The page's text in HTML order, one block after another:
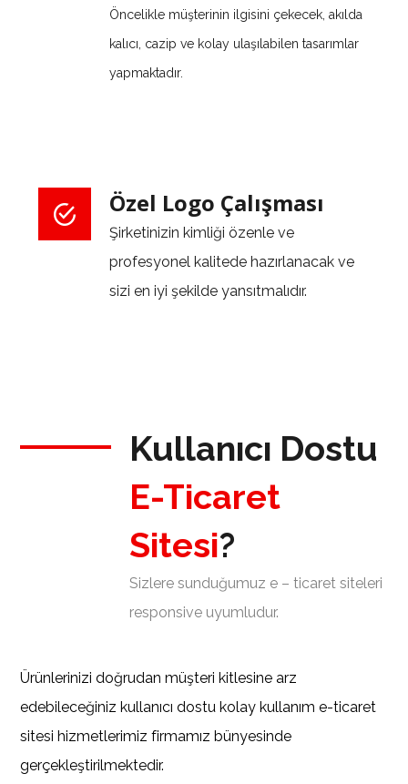
Öncelikle müşterinin ilgisini çekecek, akılda
kalıcı, cazip ve kolay ulaşılabilen tasarımlar
yapmaktadır.
Özel Logo Çalışması
Şirketinizin kimliği özenle ve
profesyonel kalitede hazırlanacak ve
sizi en iyi şekilde yansıtmalıdır.
Kullanıcı Dostu
E-Ticaret
Sitesi?
Sizlere sunduğumuz e – ticaret siteleri
responsive uyumludur.
Ürünlerinizi doğrudan müşteri kitlesine arz
edebileceğiniz kullanıcı dostu kolay kullanım e-ticaret
sitesi hizmetlerimiz firmamız bünyesinde
gerçekleştirilmektedir.